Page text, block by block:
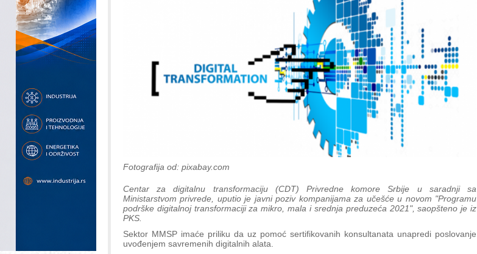
Fotografija od: pixabay.com
Centar za digitalnu transformaciju (CDT) Privredne komore Srbije u saradnji sa
Ministarstvom privrede, uputio je javni poziv kompanijama za učešće u novom "Programu
podrške digitalnoj transformaciji za mikro, mala i srednja preduzeća 2021", saopšteno je iz
PKS.
Sektor MMSP imaće priliku da uz pomoć sertifikovanih konsultanata unapredi poslovanje
uvođenjem savremenih digitalnih alata.